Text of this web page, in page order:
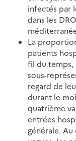
infectés par
dans les
La
patients
fil du temps,
sous-
regard de
durant le
quatrième
entrées
générale.